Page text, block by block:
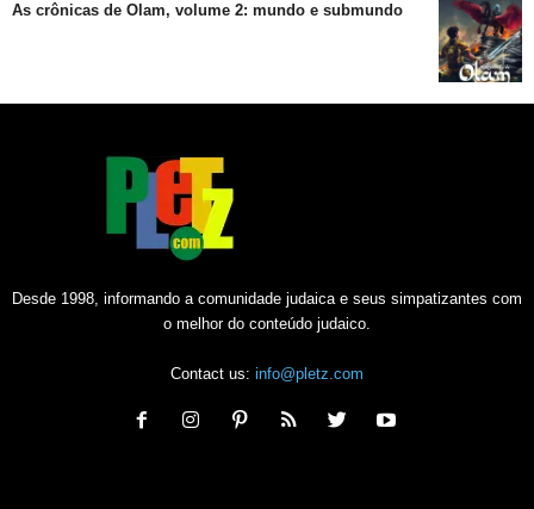
As crônicas de Olam, volume 2: mundo e submundo
Desde 1998, informando a comunidade judaica e seus simpatizantes com
o melhor do conteúdo judaico.
Contact us: info@pletz.com